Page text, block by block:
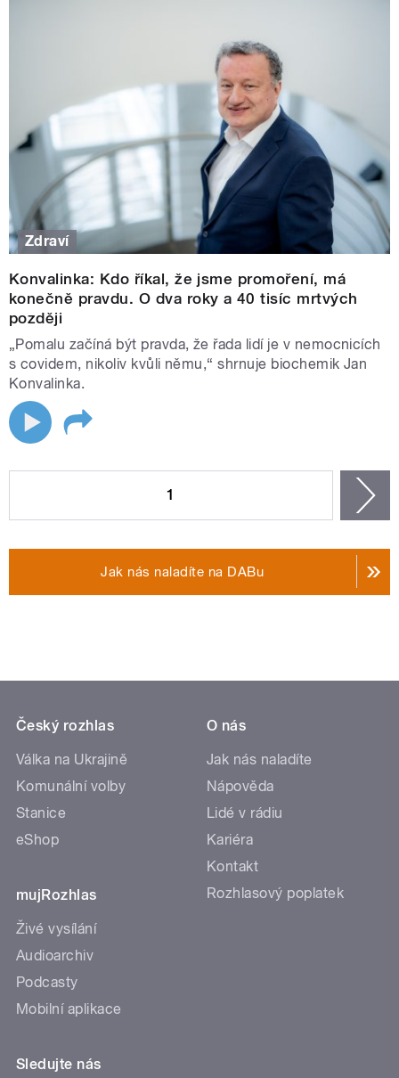
Zdraví
Konvalinka: Kdo říkal, že jsme promoření, má
konečně pravdu. O dva roky a 40 tisíc mrtvých
později
„Pomalu začíná být pravda, že řada lidí je v nemocnicích
s covidem, nikoliv kvůli němu,“ shrnuje biochemik Jan
Konvalinka.
1
Jak nás naladíte na DABu
Český rozhlas
Válka na Ukrajině
Komunální volby
Stanice
eShop
mujRozhlas
Živé vysílání
Audioarchiv
Podcasty
Mobilní aplikace
O nás
Jak nás naladíte
Nápověda
Lidé v rádiu
Kariéra
Kontakt
Rozhlasový poplatek
Sledujte nás